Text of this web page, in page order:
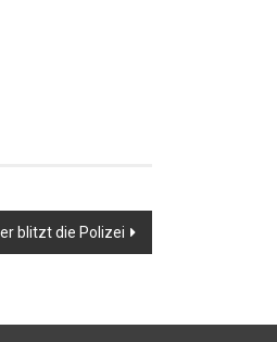
blitzt die Polizei